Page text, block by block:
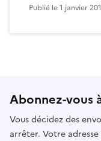
Publié le1 janvier
Abonnez-vous
Vous décidez des
arrêter. Votre